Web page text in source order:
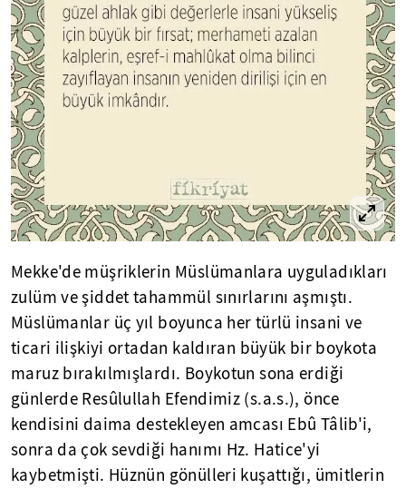
Mekke'de müşriklerin Müslümanlara uyguladıkları
zulüm ve şiddet tahammül sınırlarını aşmıştı.
Müslümanlar üç yıl boyunca her türlü insani ve
ticari ilişkiyi ortadan kaldıran büyük bir boykota
maruz bırakılmışlardı. Boykotun sona erdiği
günlerde Resûlullah Efendimiz (s.a.s.), önce
kendisini daima destekleyen amcası Ebû Tâlib'i,
sonra da çok sevdiği hanımı Hz. Hatice'yi
kaybetmişti. Hüznün gönülleri kuşattığı, ümitlerin